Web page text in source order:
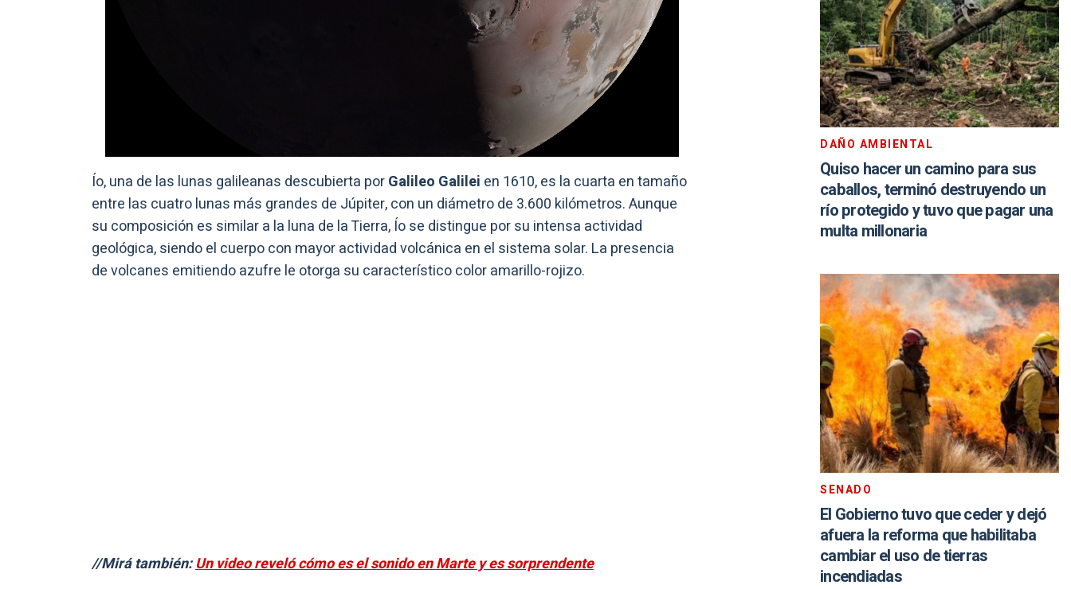
Ío, una de las lunas galileanas descubierta porGalileo Galilei en 1610, es la cuarta en tamaño
entre las cuatro lunas más grandes de Júpiter, con un diámetro de 3.600 kilómetros. Aunque
su composición es similar a la luna de la Tierra, Ío se distingue por su intensa actividad
geológica, siendo el cuerpo con mayor actividad volcánica en el sistema solar. La presencia
de volcanes emitiendo azufre le otorga su característico color amarillo-rojizo.
//Mirá también:Un video reveló cómo es el sonido en Marte y es sorprendente
DAÑO AMBIENTAL
Quiso hacer un camino para sus
caballos, terminó destruyendo un
río protegido y tuvo que pagar una
multa millonaria
SENADO
El Gobierno tuvo que ceder y dejó
afuera la reforma que habilitaba
cambiar el uso de tierras
incendiadas